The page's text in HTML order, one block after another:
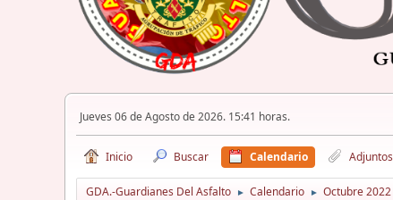
Jueves 06 de Agosto de 2026. 15:41 horas.
Inicio Buscar Calendario Adjuntos
GDA.-Guardianes Del Asfalto ► Calendario ► Octubre 2022